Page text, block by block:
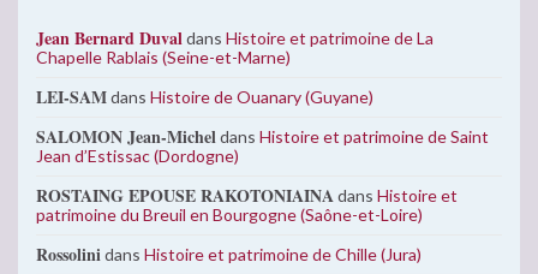
Jean Bernard Duvaldans Histoire et patrimoine de La
Chapelle Rablais (Seine-et-Marne)
LEI-SAMdans Histoire de Ouanary (Guyane)
SALOMON Jean-Micheldans Histoire et patrimoine de Saint
Jean d’Estissac (Dordogne)
ROSTAING EPOUSE RAKOTONIAINAdans Histoire et
patrimoine du Breuil en Bourgogne (Saône-et-Loire)
Rossolinidans Histoire et patrimoine de Chille (Jura)